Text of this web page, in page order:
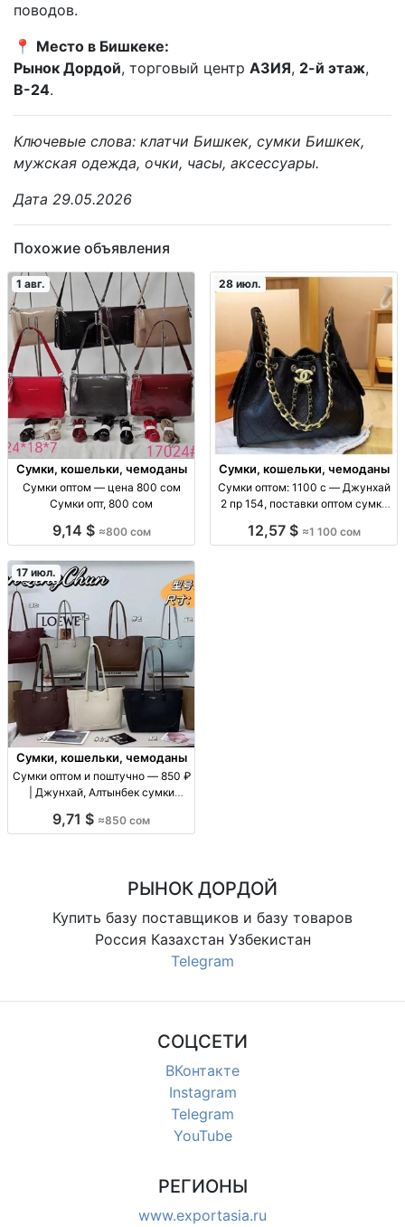
поводов.
📍 Место в Бишкеке:
Рынок Дордой, торговый центр АЗИЯ, 2-й этаж,
В-24.
Ключевые слова: клатчи Бишкек, сумки Бишкек,
мужская одежда, очки, часы, аксессуары.
Дата 29.05.2026
Похожие объявления
1 авг.
Сумки, кошельки, чемоданы
Сумки оптом — цена 800 сом
Сумки опт, 800 сом
9,14 $ ≈800 сом
28 июл.
Сумки, кошельки, чемоданы
Сумки оптом: 1100 с — Джунхай
2 пр 154, поставки оптом сумки
154»), цена 1100 с, поставки для
12,57 $ ≈1 100 сом
17 июл.
Сумки, кошельки, чемоданы
Сумки оптом и поштучно — 850 ₽
| Джунхай, Алтынбек сумки
по модели, повседневные, для
9,71 $ ≈850 сом
РЫНОК ДОРДОЙ
Купить базу поставщиков и базу товаров
Россия Казахстан Узбекистан
Telegram
СОЦСЕТИ
ВКонтакте
Instagram
Telegram
YouTube
РЕГИОНЫ
www.exportasia.ru